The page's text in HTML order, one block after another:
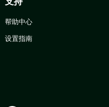
帮助中心
设置指南